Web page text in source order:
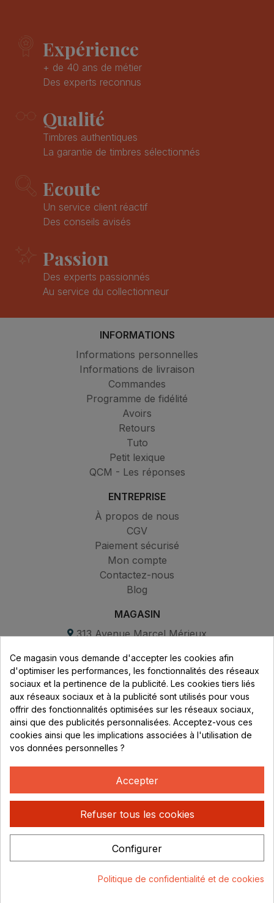
Expérience
+ de 40 ans de métier
Des experts reconnus
Qualité
Timbres authentiques
La garantie de timbres sélectionnés
Ecoute
Un service client réactif
Des conseils avisés
Passion
Des experts passionnés
Au service du collectionneur
INFORMATIONS
Informations personnelles
Informations de livraison
Commandes
Programme de fidélité
Avoirs
Retours
Tuto
Petit lexique
QCM - Les réponses
ENTREPRISE
À propos de nous
CGV
Paiement sécurisé
Mon compte
Contactez-nous
Blog
MAGASIN
313 Avenue Marcel Mérieux
69530 Brignais
Lundi au vendredi :
8h - 16h
uniquement sur Rendez-vous
CONTACT
04 78 37 00 68
contact@rhonephilatelie.fr
Un site conçu par :
Ce magasin vous demande d'accepter les cookies afin
d'optimiser les performances, les fonctionnalités des réseaux
sociaux et la pertinence de la publicité. Les cookies tiers liés
aux réseaux sociaux et à la publicité sont utilisés pour vous
offrir des fonctionnalités optimisées sur les réseaux sociaux,
ainsi que des publicités personnalisées. Acceptez-vous ces
cookies ainsi que les implications associées à l'utilisation de
vos données personnelles ?
Accepter
Refuser tous les cookies
Configurer
Politique de confidentialité et de cookies